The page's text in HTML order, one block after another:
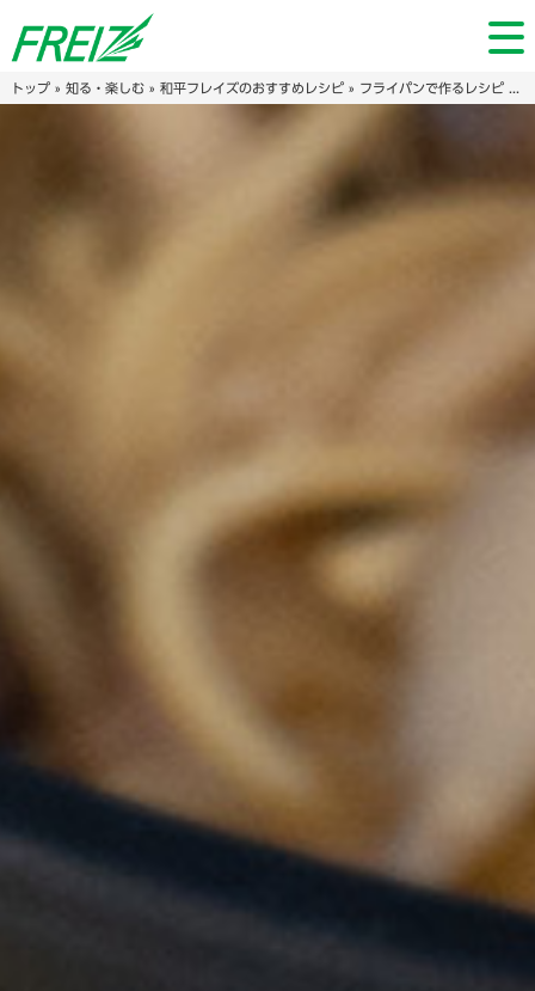
トップ» 知る・楽しむ» 和平フレイズのおすすめレシピ» フライパンで作るレシピ» ワンパン🍳きのこの和風ペペロンチーノ